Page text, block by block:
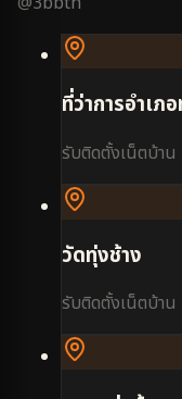
ที่ว่าการอำเภ
รับติดตั้งเน็ตบ้า
วัดทุ่งช้าง
รับติดตั้งเน็ตบ้า